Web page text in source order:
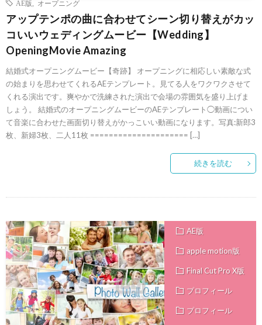
AE版 オープニング
アップテンポの曲に合わせてシーン切り替えがカッ
コいいウェディングムービー【Wedding】
OpeningMovie Amazing
結婚式オープニングムービー【奇跡】 オープニングに相応しい素敵な式
の始まりを思わせてくれるAEテンプレート。見てる人をワクワクさせて
くれる演出です。爽やかで洗練された演出で会場の雰囲気を盛り上げま
しょう。 結婚式のオープニングムービーのAEテンプレート◯動画につい
て音楽に合わせた画面切り替えがかっこいい動画になります。写真:新郎3
枚、新婦3枚、二人11枚 ===================== […]
続きを読む
AE版
apple motion版
Final Cut Pro X版
プロフィール
プロフィール